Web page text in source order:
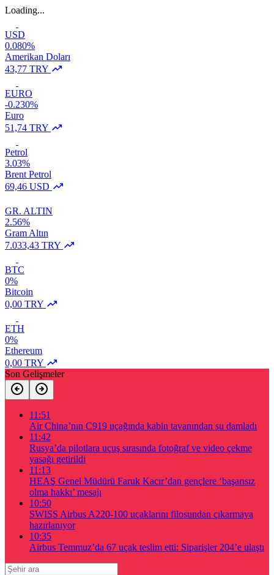
Loading...
USD
0.080%
Amerikan Doları
43,77 TRY
EURO
-0.230%
Euro
51,74 TRY
Petrol
3.03%
Brent Petrol
69,46 USD
GR. ALTIN
2.56%
Gram Altın
7.033,43 TRY
BTC
0%
Bitcoin
0,00 TRY
ETH
0%
Ethereum
0,00 TRY
Son Gelişmeler
11:51
Air China’nın C919 uçağında kabin tavanından su damladı
11:42
Rusya’da pilotlara uçuş sırasında fotoğraf ve video çekme
yasağı getirildi
11:13
HEAŞ Genel Müdürü Faruk Kacır’dan gençlere ‘başarısız
olma hakkı’ mesajı
10:50
SWISS Airbus A220-100 uçaklarını filosundan çıkarmaya
hazırlanıyor
10:35
Airbus Temmuz’da 67 uçak teslim etti: Siparişler 204’e ulaştı